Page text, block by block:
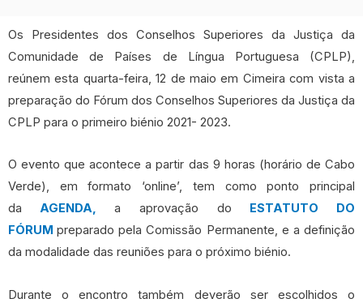
Os Presidentes dos Conselhos Superiores da Justiça da
Comunidade de Países de Língua Portuguesa (CPLP),
reúnem esta quarta-feira, 12 de maio em Cimeira com vista a
preparação do Fórum dos Conselhos Superiores da Justiça da
CPLP para o primeiro biénio 2021- 2023.
O evento que acontece a partir das 9 horas (horário de Cabo
Verde), em formato ‘online’, tem como ponto principal
da AGENDA, a aprovação do ESTATUTO DO
FÓRUMpreparado pela Comissão Permanente, e a definição
da modalidade das reuniões para o próximo biénio.
Durante o encontro também deverão ser escolhidos o